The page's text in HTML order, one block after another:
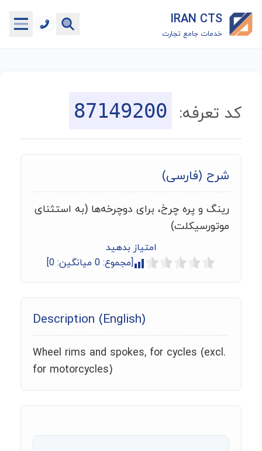
IRAN CTS
خدمات جامع تجارت
جستجوگر تعرفه گمرکی
ماشین حساب گمرکی
خدمات رایگان دیگر
کد تعرفه: 87149200
شرح (فارسی)
رینگ و پره چرخ، برای دوچرخه‌ها (به استثنای
موتورسیکلت)
امتیاز بدهید
[مجموع: 0 میانگین: 0
]
Description (English)
Wheel rims and spokes, for cycles (excl.
for motorcycles)